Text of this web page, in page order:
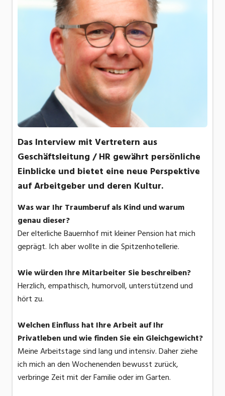
Das Interview mit Vertretern aus
Geschäftsleitung / HR gewährt persönliche
Einblicke und bietet eine neue Perspektive
auf Arbeitgeber und deren Kultur.
Was war Ihr Traumberuf als Kind und warum
genau dieser?
Der elterliche Bauernhof mit kleiner Pension hat mich
geprägt. Ich aber wollte in die Spitzenhotellerie.
Wie würden Ihre Mitarbeiter Sie beschreiben?
Herzlich, empathisch, humorvoll, unterstützend und
hört zu.
Welchen Einfluss hat Ihre Arbeit auf Ihr
Privatleben und wie finden Sie ein Gleichgewicht?
Meine Arbeitstage sind lang und intensiv. Daher ziehe
ich mich an den Wochenenden bewusst zurück,
verbringe Zeit mit der Familie oder im Garten.